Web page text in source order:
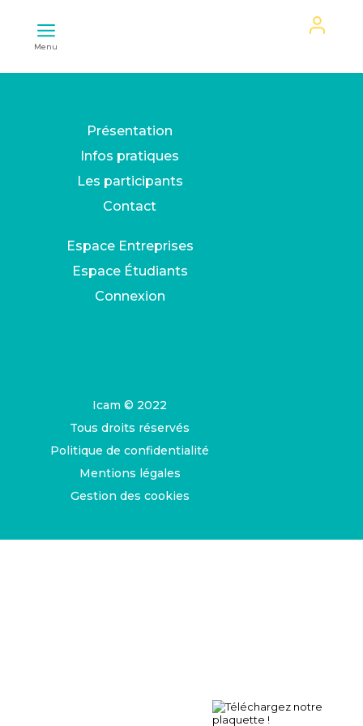
Menu
Présentation
Infos pratiques
Les participants
Contact
Espace Entreprises
Espace Étudiants
Connexion
Icam © 2022
Tous droits réservés
Politique de confidentialité
Mentions légales
Gestion des cookies